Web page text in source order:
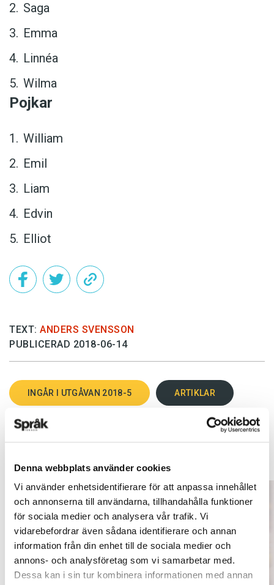
Denna webbplats använder cookies
Vi använder enhetsidentifierare för att anpassa innehållet
och annonserna till användarna, tillhandahålla funktioner
för sociala medier och analysera vår trafik. Vi
vidarebefordrar även sådana identifierare och annan
information från din enhet till de sociala medier och
annons- och analysföretag som vi samarbetar med.
Dessa kan i sin tur kombinera informationen med annan
Saga
Emma
Linnéa
Wilma
Pojkar
William
Emil
Liam
Edvin
Elliot
TEXT: ANDERS SVENSSON
PUBLICERAD 2018-06-14
INGÅR I UTGÅVAN 2018-5 ARTIKLAR
OKATEGORISERADE